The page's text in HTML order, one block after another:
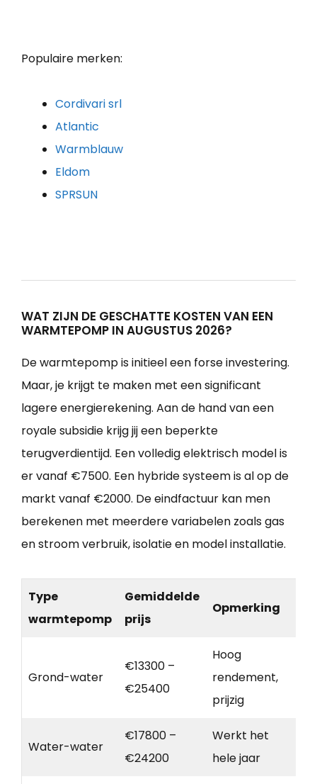
Populaire merken:
Cordivari srl
Atlantic
Warmblauw
Eldom
SPRSUN
WAT ZIJN DE GESCHATTE KOSTEN VAN EEN
WARMTEPOMP IN AUGUSTUS 2026?
De warmtepomp is initieel een forse investering.
Maar, je krijgt te maken met een significant
lagere energierekening. Aan de hand van een
royale subsidie krijg jij een beperkte
terugverdientijd. Een volledig elektrisch model is
er vanaf €7500. Een hybride systeem is al op de
markt vanaf €2000. De eindfactuur kan men
berekenen met meerdere variabelen zoals gas
en stroom verbruik, isolatie en model installatie.
Type
warmtepomp
Gemiddelde
prijs
Opmerking
Grond-water
€13300 –
€25400
Hoog
rendement,
prijzig
Water-water
€17800 –
€24200
Werkt het
hele jaar